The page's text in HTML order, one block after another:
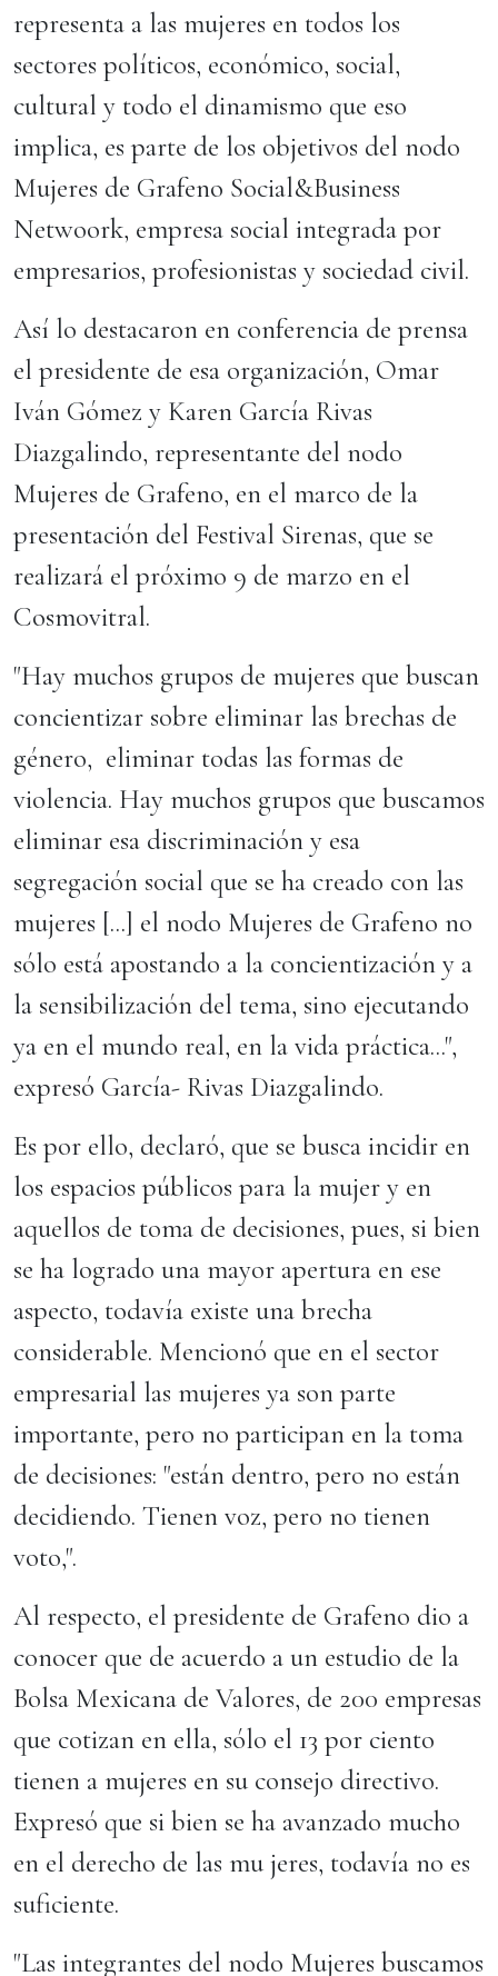
representa a las mujeres en todos los
sectores políticos, económico, social,
cultural y todo el dinamismo que eso
implica, es parte de los objetivos del nodo
Mujeres de Grafeno Social&Business
Netwoork, empresa social integrada por
empresarios, profesionistas y sociedad civil.
Así lo destacaron en conferencia de prensa
el presidente de esa organización, Omar
Iván Gómez y Karen García Rivas
Diazgalindo, representante del nodo
Mujeres de Grafeno, en el marco de la
presentación del Festival Sirenas, que se
realizará el próximo 9 de marzo en el
Cosmovitral.
"Hay muchos grupos de mujeres que buscan
concientizar sobre eliminar las brechas de
género, eliminar todas las formas de
violencia. Hay muchos grupos que buscamos
eliminar esa discriminación y esa
segregación social que se ha creado con las
mujeres [...] el nodo Mujeres de Grafeno no
sólo está apostando a la concientización y a
la sensibilización del tema, sino ejecutando
ya en el mundo real, en la vida práctica...",
expresó García- Rivas Diazgalindo.
Es por ello, declaró, que se busca incidir en
los espacios públicos para la mujer y en
aquellos de toma de decisiones, pues, si bien
se ha logrado una mayor apertura en ese
aspecto, todavía existe una brecha
considerable. Mencionó que en el sector
empresarial las mujeres ya son parte
importante, pero no participan en la toma
de decisiones: "están dentro, pero no están
decidiendo. Tienen voz, pero no tienen
voto,".
Al respecto, el presidente de Grafeno dio a
conocer que de acuerdo a un estudio de la
Bolsa Mexicana de Valores, de 200 empresas
que cotizan en ella, sólo el 13 por ciento
tienen a mujeres en su consejo directivo.
Expresó que si bien se ha avanzado mucho
en el derecho de las mu jeres, todavía no es
suficiente.
"Las integrantes del nodo Mujeres buscamos